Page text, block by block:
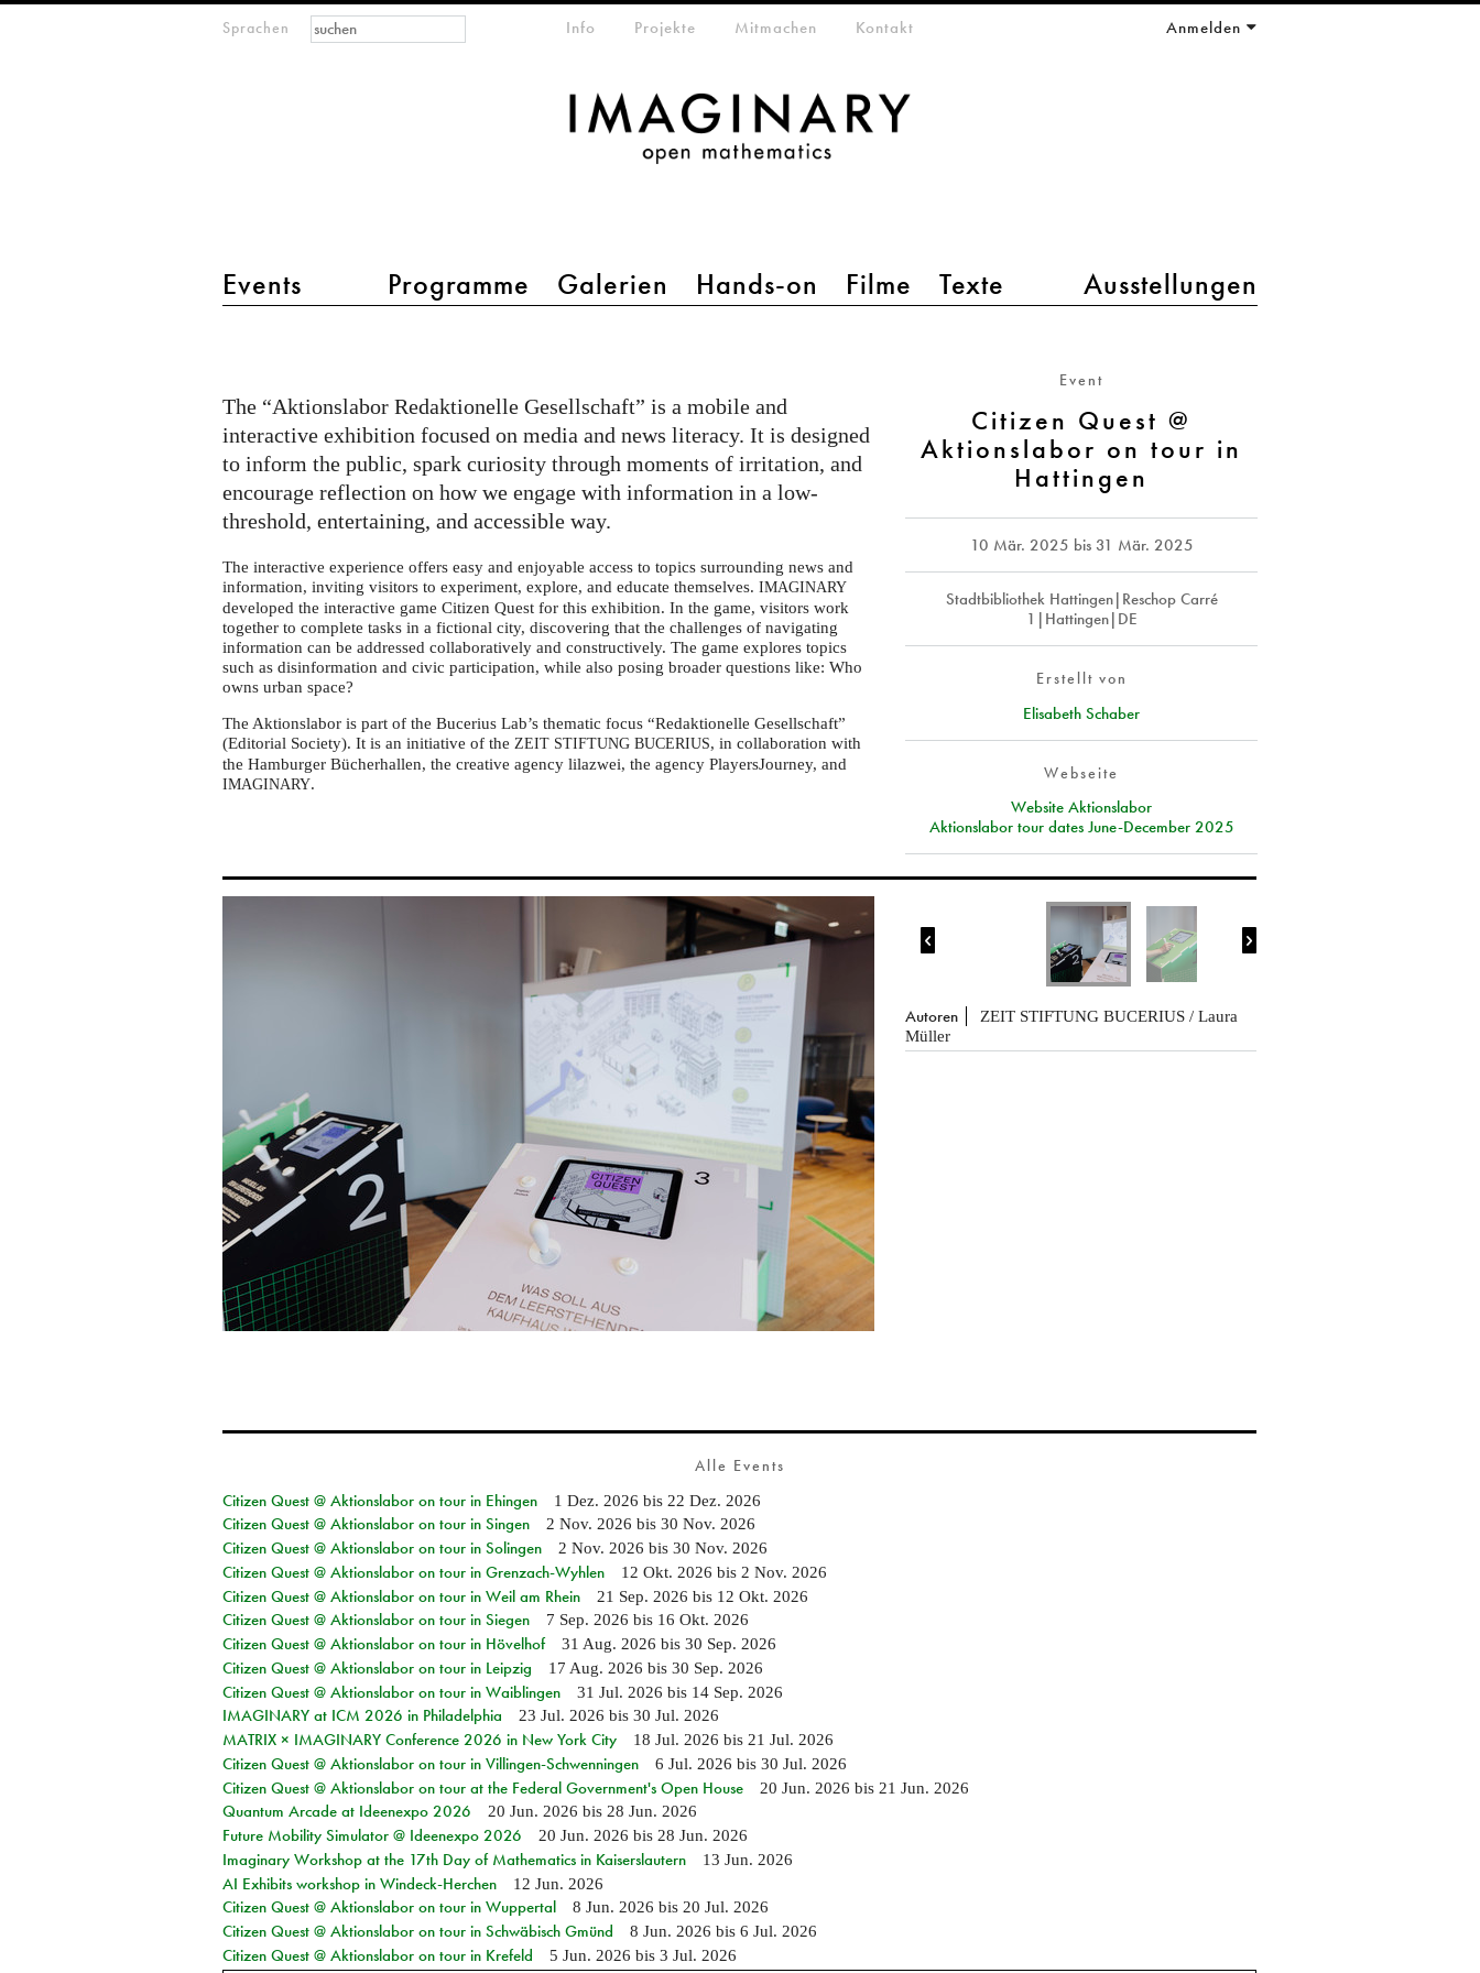
Sprachen
Hauptmenü 2
Events Programme Galerien Hands-on Filme Texte Ausstellungen
Info Projekte Mitmachen Kontakt Anmelden
Suchformular
Suche
@
Aktionslabor
on
tour
in
Hattingen
Event
Citizen Quest @
Aktionslabor on tour in
Hattingen
10 Mär. 2025 bis 31 Mär. 2025
Stadtbibliothek Hattingen|Reschop Carré
1|Hattingen|DE
Erstellt von
Elisabeth Schaber
Webseite
Website Aktionslabor
Aktionslabor tour dates June-December 2025
The “Aktionslabor Redaktionelle Gesellschaft” is a mobile and
interactive exhibition focused on media and news literacy. It is designed
to inform the public, spark curiosity through moments of irritation, and
encourage reflection on how we engage with information in a low-
threshold, entertaining, and accessible way.
The interactive experience offers easy and enjoyable access to topics surrounding news and
information, inviting visitors to experiment, explore, and educate themselves.IMAGINARY
developed the interactive game Citizen Quest for this exhibition. In the game, visitors work
together to complete tasks in a fictional city, discovering that the challenges of navigating
information can be addressed collaboratively and constructively. The game explores topics
such as disinformation and civic participation, while also posing broader questions like: Who
owns urban space?
The Aktionslabor is part of the Bucerius Lab’s thematic focus “Redaktionelle Gesellschaft”
(Editorial Society). It is an initiative of theZEIT STIFTUNG BUCERIUS, in collaboration with
the Hamburger Bücherhallen, the creative agency lilazwei, the agency PlayersJourney, and
IMAGINARY.
 
Autoren
ZEIT STIFTUNG BUCERIUS / Laura
Müller
Alle Events
Citizen Quest @ Aktionslabor on tour in Ehingen
1 Dez. 2026 bis 22 Dez. 2026
Citizen Quest @ Aktionslabor on tour in Singen 2 Nov. 2026 bis 30 Nov. 2026
Citizen Quest @ Aktionslabor on tour in Solingen 2 Nov. 2026 bis 30 Nov. 2026
Citizen Quest @ Aktionslabor on tour in Grenzach-Wyhlen 12 Okt. 2026 bis 2 Nov. 2026
Citizen Quest @ Aktionslabor on tour in Weil am Rhein 21 Sep. 2026 bis 12 Okt. 2026
Citizen Quest @ Aktionslabor on tour in Siegen 7 Sep. 2026 bis 16 Okt. 2026
Citizen Quest @ Aktionslabor on tour in Hövelhof 31 Aug. 2026 bis 30 Sep. 2026
Citizen Quest @ Aktionslabor on tour in Leipzig 17 Aug. 2026 bis 30 Sep. 2026
Citizen Quest @ Aktionslabor on tour in Waiblingen 31 Jul. 2026 bis 14 Sep. 2026
IMAGINARY at ICM 2026 in Philadelphia 23 Jul. 2026 bis 30 Jul. 2026
MATRIX × IMAGINARY Conference 2026 in New York City 18 Jul. 2026 bis 21 Jul. 2026
Citizen Quest @ Aktionslabor on tour in Villingen-Schwenningen 6 Jul. 2026 bis 30 Jul. 2026
Citizen Quest @ Aktionslabor on tour at the Federal Government's Open House 20 Jun. 2026 bis 21 Jun. 2026
Quantum Arcade at Ideenexpo 2026 20 Jun. 2026 bis 28 Jun. 2026
Future Mobility Simulator @ Ideenexpo 2026 20 Jun. 2026 bis 28 Jun. 2026
Imaginary Workshop at the 17th Day of Mathematics in Kaiserslautern 13 Jun. 2026
AI Exhibits workshop in Windeck-Herchen 12 Jun. 2026
Citizen Quest @ Aktionslabor on tour in Wuppertal 8 Jun. 2026 bis 20 Jul. 2026
Citizen Quest @ Aktionslabor on tour in Schwäbisch Gmünd 8 Jun. 2026 bis 6 Jul. 2026
Citizen Quest @ Aktionslabor on tour in Krefeld 5 Jun. 2026 bis 3 Jul. 2026